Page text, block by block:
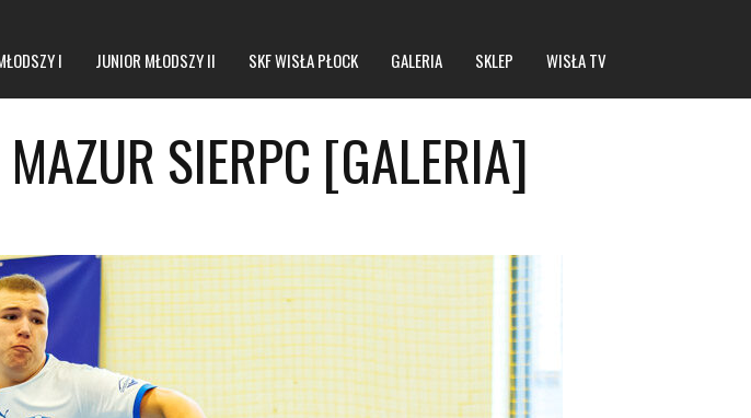
I JUNIOR MŁODSZY II SKF WISŁA PŁOCK GALERIA SKLEP WISŁA TV
SIERPC [GALERIA]